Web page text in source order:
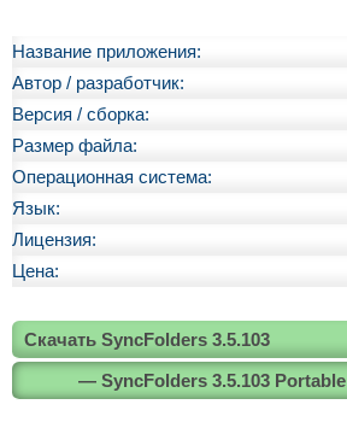
Название приложения:
Автор / разработчик:
Версия / сборка:
Размер файла:
Операционная система:
Язык:
Лицензия:
Цена:
Скачать SyncFolders 3.5.103
— SyncFolders 3.5.103 Portable